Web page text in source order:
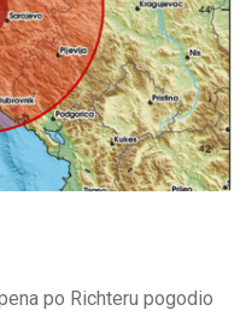
po Richteru pogodio